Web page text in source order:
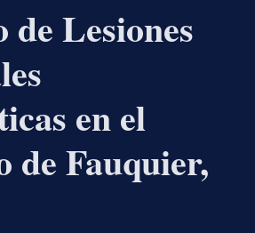
de Lesiones
en el
de Fauquier,